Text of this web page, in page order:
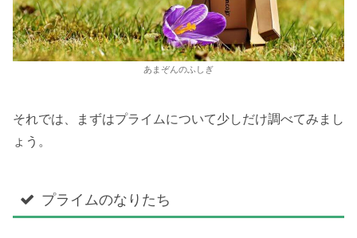
あまぞんのふしぎ
それでは、まずはプライムについて少しだけ調べてみまし
ょう。
プライムのなりたち